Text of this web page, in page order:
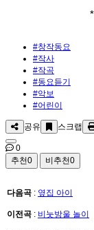
#창작동요
#작사
#작곡
#동요듣기
#악보
#어린이
공유 스크랩
0
추천0 비추천0
다음곡 : 옆집 아이
이전곡 : 비눗방울 놀이